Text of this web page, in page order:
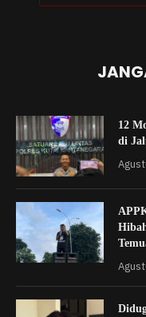
12
di